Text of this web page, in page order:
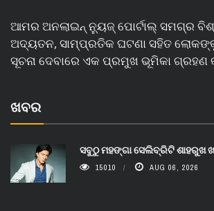
ଆମର ଅନଲାଇନ୍ ନ୍ୟୁଜ୍ ପୋର୍ଟାଲ୍ ସମଗ୍ର
ଅଦ୍ୟତନ, ସାମ୍ପ୍ରତିକ ଘଟଣା ସହିତ
ସୂଚନା ଦେବାରେ ଏକ ପ୍ରମୁଖ ଭୂମିକା ଗ୍ରହଣ
ଖବର
ସବୁଠୁ ମହଙ୍ଗା ସେଲିବ୍ରିଟି ଶାହରୁଖ
15010 AUG 06, 2026